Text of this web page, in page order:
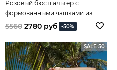
Розовый бюстгальтер с
формованными чашками из
коллекции Spirit of Colours
5560 2780 руб -50%
SALE 50